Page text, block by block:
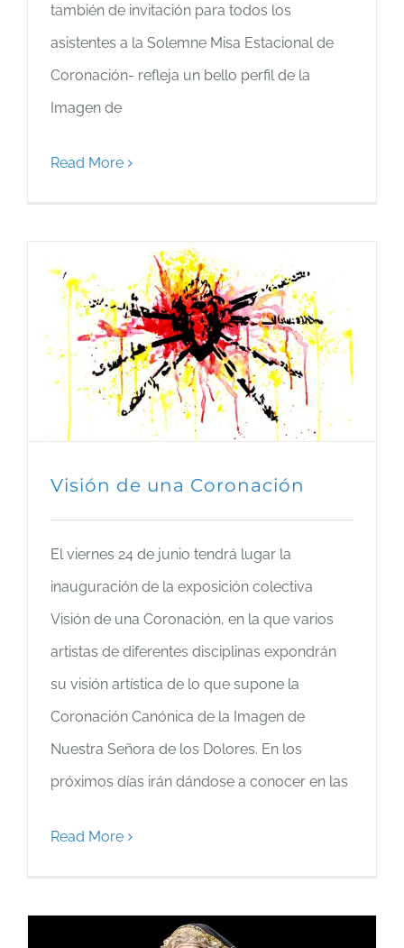
también de invitación para todos los
asistentes a la Solemne Misa Estacional de
Coronación- refleja un bello perfil de la
Imagen de
Read More
Visión de una Coronación
El viernes 24 de junio tendrá lugar la
inauguración de la exposición colectiva
Visión de una Coronación, en la que varios
artistas de diferentes disciplinas expondrán
su visión artística de lo que supone la
Coronación Canónica de la Imagen de
Nuestra Señora de los Dolores. En los
próximos días irán dándose a conocer en las
Read More